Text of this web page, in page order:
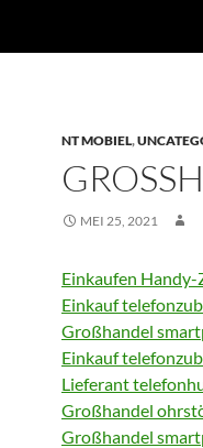
NT MOBIEL,
MEI 25, 2021
Einkaufen
Einkauf
Großhandel
Einkauf
Lieferant
Großhandel
Großhandel